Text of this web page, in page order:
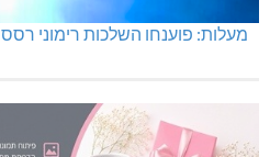
מעלות: פוענחו השלכות רימוני רסס